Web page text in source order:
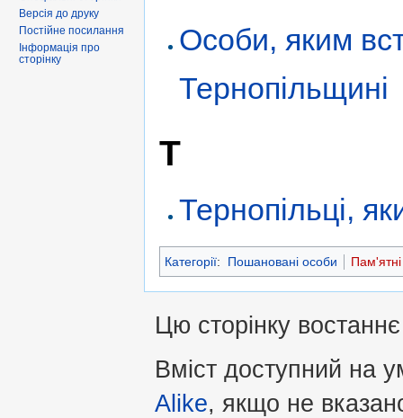
Особи, яким
Тернопільщині
Т
Тернопільці,
Категорії: Пошановані особи Пам'ятні
Версія до друку
Постійне посилання
Інформація про
сторінку
Цю сторінку
Вміст доступний на
Alike, якщо не